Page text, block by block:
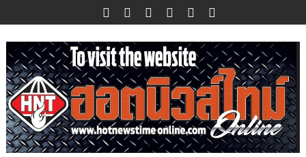
to
content